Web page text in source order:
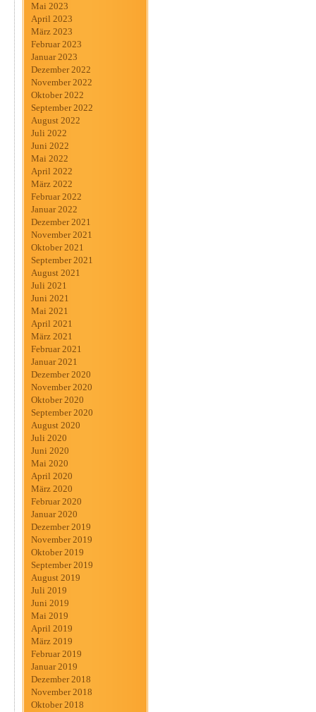
Mai 2023
April 2023
März 2023
Februar 2023
Januar 2023
Dezember 2022
November 2022
Oktober 2022
September 2022
August 2022
Juli 2022
Juni 2022
Mai 2022
April 2022
März 2022
Februar 2022
Januar 2022
Dezember 2021
November 2021
Oktober 2021
September 2021
August 2021
Juli 2021
Juni 2021
Mai 2021
April 2021
März 2021
Februar 2021
Januar 2021
Dezember 2020
November 2020
Oktober 2020
September 2020
August 2020
Juli 2020
Juni 2020
Mai 2020
April 2020
März 2020
Februar 2020
Januar 2020
Dezember 2019
November 2019
Oktober 2019
September 2019
August 2019
Juli 2019
Juni 2019
Mai 2019
April 2019
März 2019
Februar 2019
Januar 2019
Dezember 2018
November 2018
Oktober 2018